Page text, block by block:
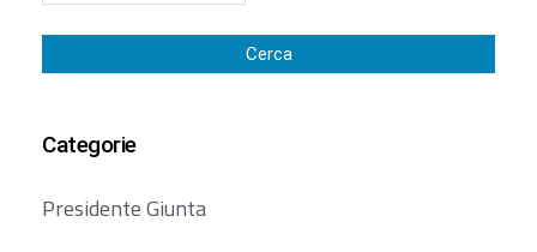
Cerca
Categorie
Presidente Giunta